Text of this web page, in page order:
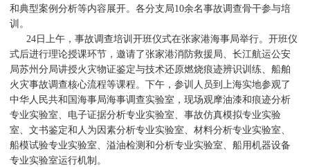
和典型案例分析等内容展开。各分支局10余名事故调查骨干参与培
训。
24日上午，事故调查培训开班仪式在张家港海事局举行。开班仪
式后进行理论授课环节，邀请了张家港消防救援局、长江航运公安
局苏州分局讲授火灾物证鉴定与技术还原燃烧痕迹辨识训练、船舶
火灾事故调查核心流程等课程。下午，参训人员到上海实地参观了
中华人民共和国海事局海事调查实验室，现场观摩油漆和痕迹分析
专业实验室、电子证据分析专业实验室、事故仿真模拟专业实验
室、文书鉴定和人为因素分析专业实验室、材料分析专业实验室、
船模试验专业实验室、溢油检测和分析专业实验室、船用机器设备
专业实验室运行机制。